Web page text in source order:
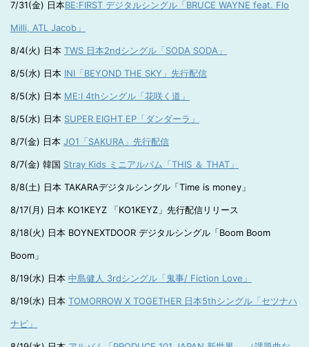
7/31(金) 日本BE:FIRST デジタルシングル「BRUCE WAYNE feat. Flo
Milli, ATL Jacob」
8/4(火) 日本 TWS 日本2ndシングル「SODA SODA」
8/5(水) 日本 INI「BEYOND THE SKY」先行配信
8/5(水) 日本 ME:I 4thシングル「花咲く道」
8/5(水) 日本 SUPER EIGHT EP「ダンダーラ」
8/7(金) 日本 JO1「SAKURA」先行配信
8/7(金) 韓国 Stray Kids ミニアルバム「THIS ＆ THAT」
8/8(土) 日本 TAKARAデジタルシングル「Time is money」
8/17(月) 日本 KO1KEYZ 「KO1KEYZ」先行配信リリース
8/18(火) 日本 BOYNEXTDOOR デジタルシングル「Boom Boom
Boom」
8/19(水) 日本 中島健人 3rdシングル「鬼事/ Fiction Love」
8/19(水) 日本 TOMORROW X TOGETHER 日本5thシングル「セツナハ
ナビ」